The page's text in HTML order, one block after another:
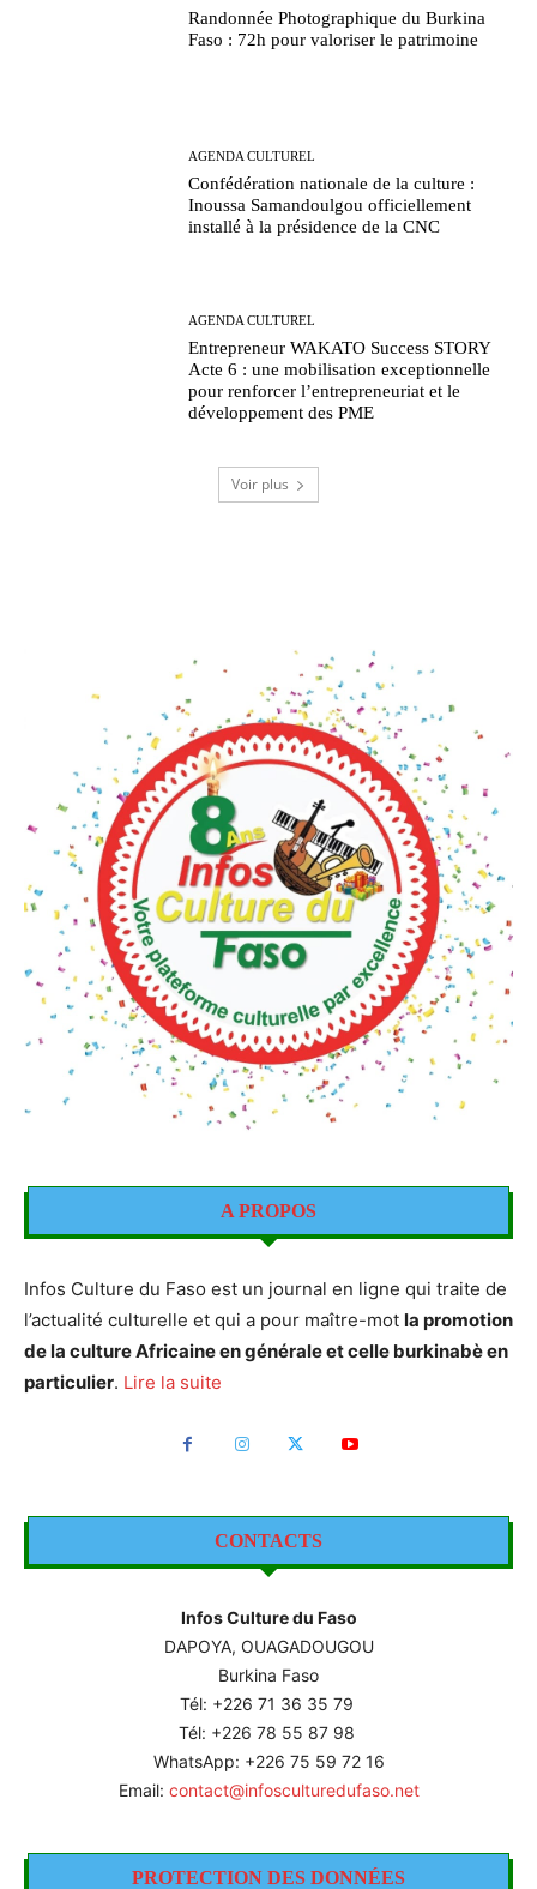
Randonnée Photographique du Burkina
Faso : 72h pour valoriser le patrimoine
AGENDA CULTUREL
Confédération nationale de la culture :
Inoussa Samandoulgou officiellement
installé à la présidence de la CNC
AGENDA CULTUREL
Entrepreneur WAKATO Success STORY
Acte 6 : une mobilisation exceptionnelle
pour renforcer l’entrepreneuriat et le
développement des PME
Voir plus
A PROPOS
Infos Culture du Faso est un journal en ligne qui traite de
l’actualité culturelle et qui a pour maître-mot la promotion
de la culture Africaine en générale et celle burkinabè en
particulier. Lire la suite
CONTACTS
Infos Culture du Faso
DAPOYA, OUAGADOUGOU
Burkina Faso
Tél: +226 71 36 35 79
Tél: +226 78 55 87 98
WhatsApp: +226 75 59 72 16
Email: contact@infosculturedufaso.net
PROTECTION DES DONNÉES